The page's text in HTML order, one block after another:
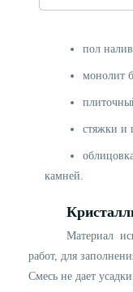
пол
монолит
стяжки и
камней.
Материал
работ, для
Смесь не дает